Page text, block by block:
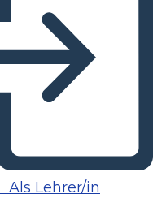
Als Lehrer/in